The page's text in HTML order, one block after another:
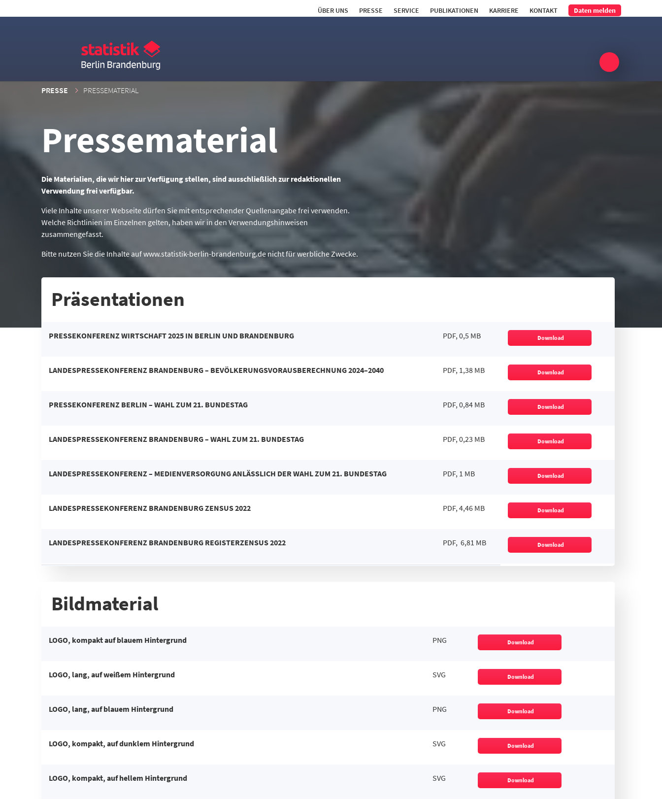
ÜBER UNS PRESSE SERVICE PUBLIKATIONEN KARRIERE KONTAKT Daten melden
PRESSE PRESSEMATERIAL
Pressematerial
Die Materialien, die wir hier zur Verfügung stellen, sind ausschließlich zur redaktionellen
Verwendung frei verfügbar.
Viele Inhalte unserer Webseite dürfen Sie mit entsprechender Quellenangabe frei verwenden.
Welche Richtlinien im Einzelnen gelten, haben wir in den Verwendungshinweisen
zusammengefasst.
Bitte nutzen Sie die Inhalte auf www.statistik-berlin-brandenburg.de nicht für werbliche Zwecke.
Präsentationen
PRESSEKONFERENZ WIRTSCHAFT 2025 IN BERLIN UND BRANDENBURG PDF, 0,5 MB Download
LANDESPRESSEKONFERENZ BRANDENBURG– BEVÖLKERUNGSVORAUSBERECHNUNG 2024–2040 PDF, 1,38 MB Download
PRESSEKONFERENZ BERLIN – WAHL ZUM 21. BUNDESTAG PDF, 0,84 MB Download
LANDESPRESSEKONFERENZ BRANDENBURG – WAHL ZUM 21. BUNDESTAG PDF, 0,23 MB Download
LANDESPRESSEKONFERENZ – MEDIENVERSORGUNG ANLÄSSLICH DER WAHLZUM 21. BUNDESTAG PDF, 1 MB Download
LANDESPRESSEKONFERENZ BRANDENBURG ZENSUS 2022 PDF, 4,46 MB Download
LANDESPRESSEKONFERENZ BRANDENBURG REGISTERZENSUS 2022 PDF, 6,81 MB Download
Bildmaterial
LOGO, kompakt auf blauem Hintergrund PNG Download
LOGO, lang, auf weißem Hintergrund SVG Download
LOGO, lang, auf blauem Hintergrund PNG Download
LOGO, kompakt, auf dunklem Hintergrund SVG Download
LOGO, kompakt, auf hellem Hintergrund SVG Download